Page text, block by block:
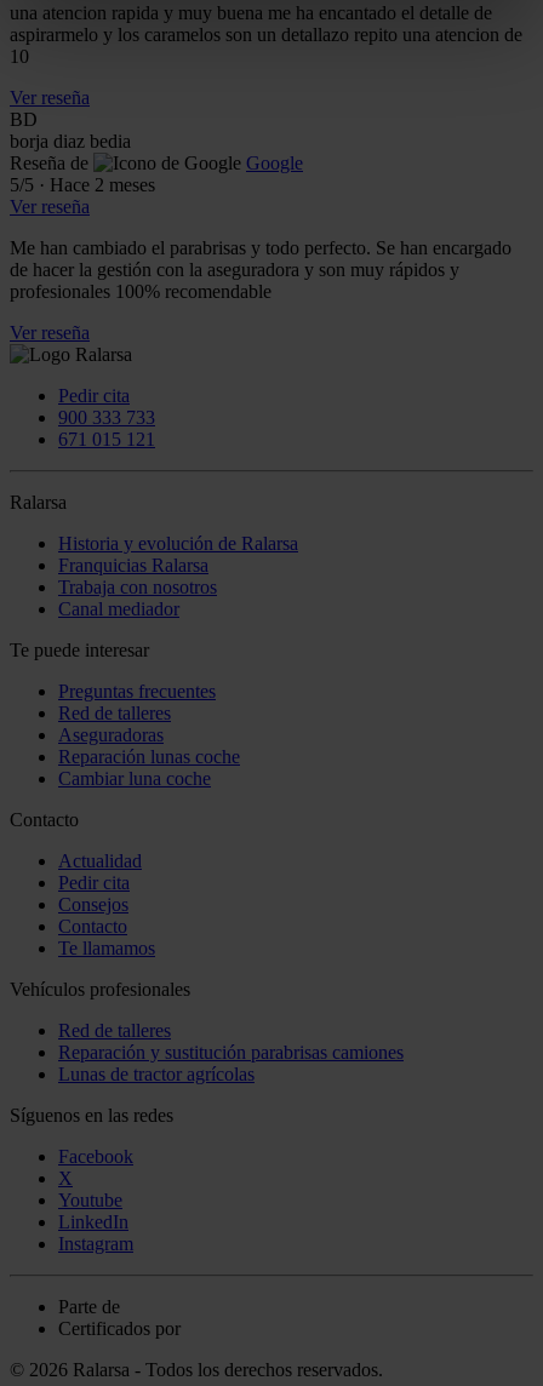
una atencion rapida y muy buena me ha encantado el detalle de
aspirarmelo y los caramelos son un detallazo repito una atencion de
10
Ver reseña
BD
borja diaz bedia
Reseña de
Google
5/5 · Hace 2 meses
Ver reseña
Me han cambiado el parabrisas y todo perfecto. Se han encargado
de hacer la gestión con la aseguradora y son muy rápidos y
profesionales 100% recomendable
Ver reseña
Pedir cita
900 333 733
671 015 121
Ralarsa
Historia y evolución de Ralarsa
Franquicias Ralarsa
Trabaja con nosotros
Canal mediador
Te puede interesar
Preguntas frecuentes
Red de talleres
Aseguradoras
Reparación lunas coche
Cambiar luna coche
Contacto
Actualidad
Pedir cita
Consejos
Contacto
Te llamamos
Vehículos profesionales
Red de talleres
Reparación y sustitución parabrisas camiones
Lunas de tractor agrícolas
Síguenos en las redes
Facebook
X
Youtube
LinkedIn
Instagram
Parte de
Certificados por
© 2026 Ralarsa - Todos los derechos reservados.